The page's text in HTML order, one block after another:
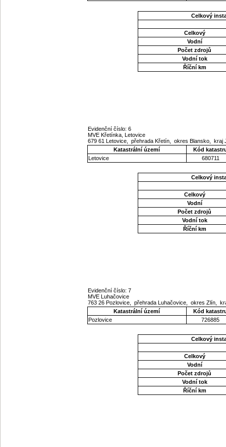
Celkový
Celkový
Vodní
Počet zdrojů
Vodní tok
Říční km
Evidenční číslo: 6
MVE Křetínka, Letovice
679 61 Letovice, přehrada Křetín, okres Blansko, kraj
Katastrální území
Kód
Letovice
680711
Celkový
Celkový
Vodní
Počet zdrojů
Vodní tok
Říční km
Evidenční číslo: 7
MVE Luhačovice
763 26 Pozlovice, přehrada Luhačovice, okres Zlín,
Katastrální území
Kód
Pozlovice
726885
Celkový
Celkový
Vodní
Počet zdrojů
Vodní tok
Říční km